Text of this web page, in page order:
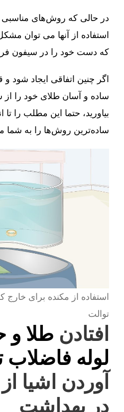
در حالی که روش‌های مناسبی
استفاده از آنها می توان
که دست خود را در سیفون
اگر چنین اتفاقی ایجاد شود و
ساده و آسان طلای خود را از
بیاورید، حتما این مطلب را تا
ساده‌ترین روش‌ها را به شما
استفاده از مکنده برای خارج
توالت
افتادن طلا و
لوله فاضلاب
آوردن اشیا
در بهداشت